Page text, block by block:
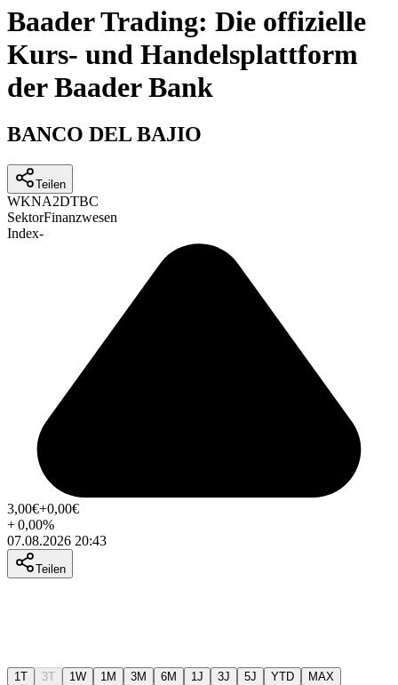
Baader Trading: Die offizielle
Kurs- und Handelsplattform
der Baader Bank
BANCO DEL BAJIO
Teilen
WKNA2DTBC
SektorFinanzwesen
Index-
3,00€+0,00€
+0,00%
07.08.2026 20:43
Teilen
1T 3T 1W 1M 3M 6M 1J 3J 5J YTD MAX